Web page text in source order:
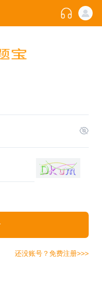
还没账号？免费注册>>>